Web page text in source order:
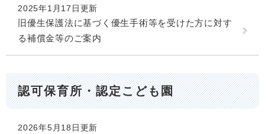
2025年1月17日更新
旧優生保護法に基づく優生手術等を受けた方に対す
る補償金等のご案内
認可保育所・認定こども園
2026年5月18日更新